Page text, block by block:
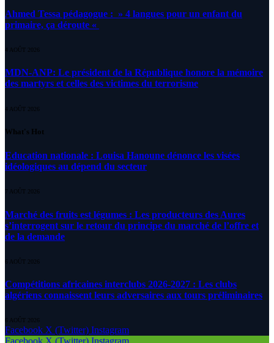
Ahmed Tessa pédagogue : » 4 langues pour un enfant du
primaire, ça déroute «
4 AOÛT 2026
MDN-ANP: Le président de la République honore la mémoire
des martyrs et celles des victimes du terrorisme
4 AOÛT 2026
What's Hot
Education nationale : Louisa Hanoune dénonce les visées
idéologiques au dépend du secteur
7 AOÛT 2026
Marché des fruits est légumes : Les producteurs des Aures
s’interrogent sur le retour du principe du marché de l’offre et
de la demande
6 AOÛT 2026
Compétitions africaines interclubs 2026-2027 : Les clubs
algériens connaissent leurs adversaires aux tours préliminaires
6 AOÛT 2026
Facebook X (Twitter) Instagram